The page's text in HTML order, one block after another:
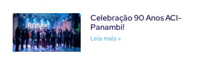
Celebração 90 Anos ACI-
Panambi!
Leia mais »